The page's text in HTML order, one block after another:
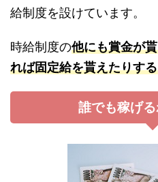
給制度を設けています。
時給制度の他にも賞金が
れば固定給を貰えたりす
誰でも稼げ